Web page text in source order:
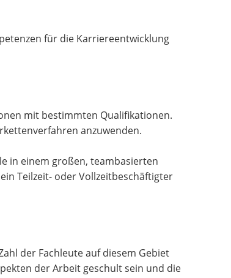
für die Karriereentwicklung
mit bestimmten Qualifikationen.
anzuwenden.
in einem großen, teambasierten
Teilzeit- oder Vollzeitbeschäftigter
der Fachleute auf diesem Gebiet
der Arbeit geschult sein und die